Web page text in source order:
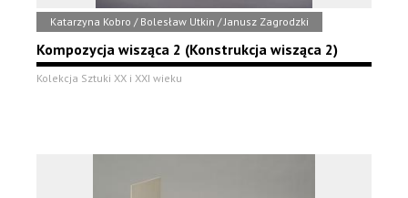
Katarzyna Kobro / Bolesław Utkin / Janusz Zagrodzki
Kompozycja wisząca 2 (Konstrukcja wisząca 2)
Kolekcja Sztuki XX i XXI wieku